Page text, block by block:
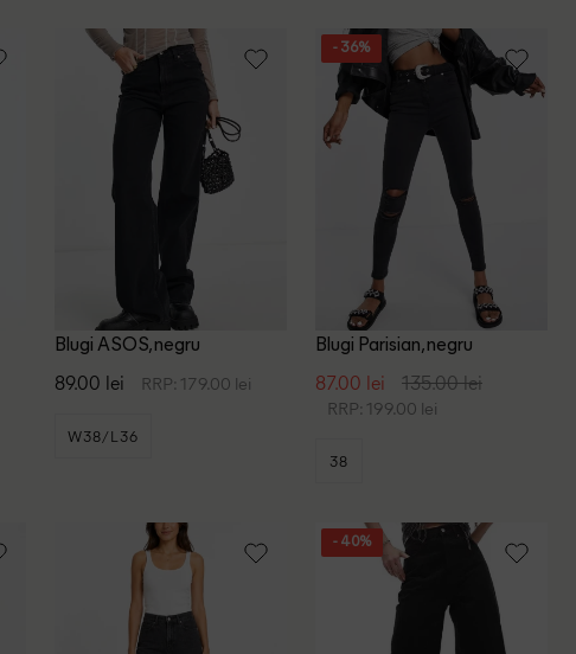
Blugi ASOS, negru
89.00 lei RRP: 179.00 lei
W38/L36
- 36%
Blugi Parisian, negru
87.00 lei 135.00 lei
RRP: 199.00 lei
38
- 40%